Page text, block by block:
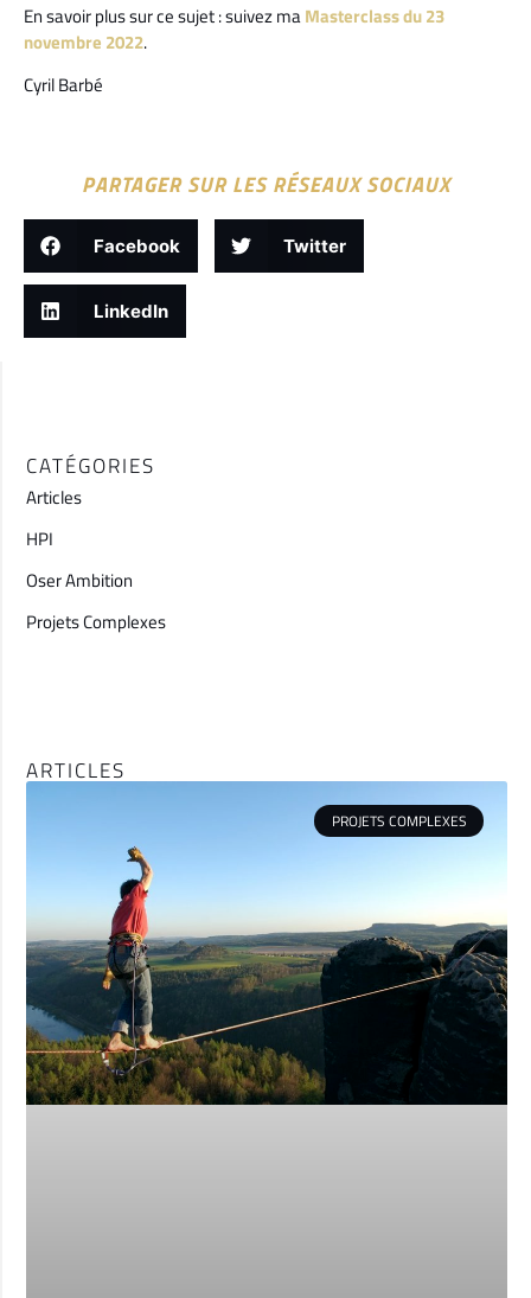
En savoir plus sur ce sujet : suivez maMasterclass du 23
novembre 2022.
Cyril Barbé
PARTAGER SUR LES RÉSEAUX SOCIAUX
Facebook Twitter
LinkedIn
CATÉGORIES
Articles
HPI
Oser Ambition
Projets Complexes
ARTICLES
PROJETS COMPLEXES